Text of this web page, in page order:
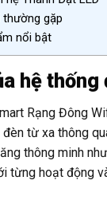
thường gặp
nổi bật
hệ thống
Rạng Đông
từ xa thông
thông minh
từng hoạt động